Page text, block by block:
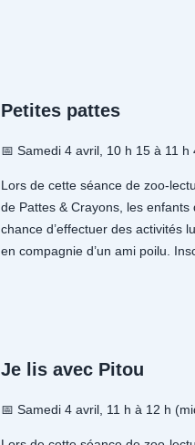
Petites pattes
📅 Samedi 4 avril, 10 h 15 à 11 h
Lors de cette séance de zoo-
de Pattes & Crayons, les enfants
chance d’effectuer des activités
en compagnie d’un ami poilu.
Je lis avec Pitou
📅 Samedi 4 avril, 11 h à 12 h